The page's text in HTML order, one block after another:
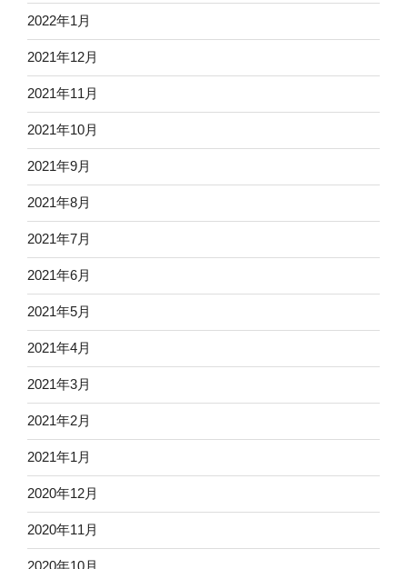
2022年1月
2021年12月
2021年11月
2021年10月
2021年9月
2021年8月
2021年7月
2021年6月
2021年5月
2021年4月
2021年3月
2021年2月
2021年1月
2020年12月
2020年11月